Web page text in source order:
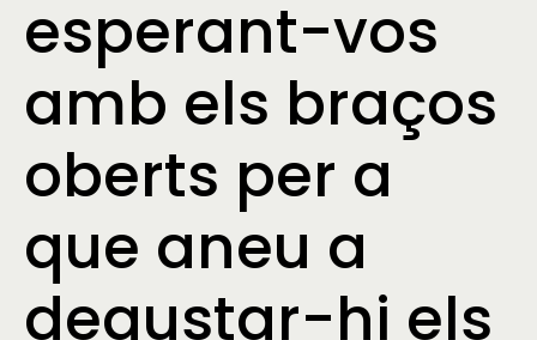
esperant-vos
amb els braços
oberts per a
que aneu a
degustar-hi els